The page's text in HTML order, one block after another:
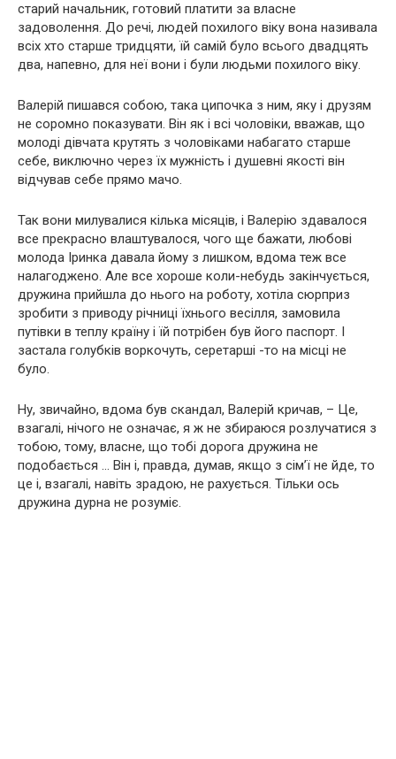
старий начальник, готовий платити за власне
задоволення. До речі, людей похилого віку вона називала
всіх хто старше тридцяти, їй самій було всього двадцять
два, напевно, для неї вони і були людьми похилого віку.
Валерій пишався собою, така ципочка з ним, яку і друзям
не соромно показувати. Він як і всі чоловіки, вважав, що
молоді дівчата крутять з чоловіками набагато старше
себе, виключно через їх мужність і душевні якості він
відчував себе прямо мачо.
Так вони милувалися кілька місяців, і Валерію здавалося
все прекрасно влаштувалося, чого ще бажати, любові
молода Іринка давала йому з лишком, вдома теж все
налагоджено. Але все хороше коли-небудь закінчується,
дружина прийшла до нього на роботу, хотіла сюрприз
зробити з приводу річниці їхнього весілля, замовила
путівки в теплу країну і їй потрібен був його паспорт. І
застала голубків воркочуть, серетарші -то на місці не
було.
Ну, звичайно, вдома був скандал, Валерій кричав, – Це,
взагалі, нічого не означає, я ж не збираюся розлучатися з
тобою, тому, власне, що тобі дорога дружина не
подобається … Він і, правда, думав, якщо з сім’ї не йде, то
це і, взагалі, навіть зрадою, не рахується. Тільки ось
дружина дурна не розуміє.